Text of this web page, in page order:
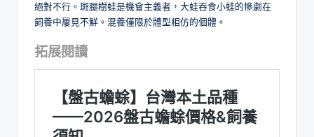
絕對不行。斑腿樹蛙是機會主義者，大蛙吞食小蛙的慘劇在
飼養中屢見不鮮。混養僅限於體型相仿的個體。
拓展閱讀